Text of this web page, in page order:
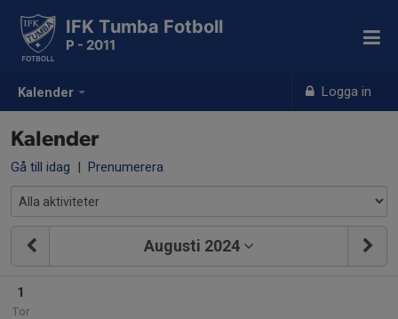
Kalender Logga in
IFK Tumba Fotboll
P - 2011
Kalender
Gå till idag | Prenumerera
Augusti 2024
1
Tor